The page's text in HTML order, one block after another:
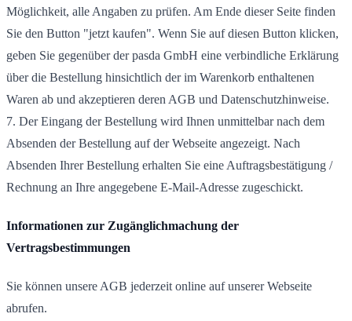
Möglichkeit, alle Angaben zu prüfen. Am Ende dieser Seite finden
Sie den Button "jetzt kaufen". Wenn Sie auf diesen Button klicken,
geben Sie gegenüber der pasda GmbH eine verbindliche Erklärung
über die Bestellung hinsichtlich der im Warenkorb enthaltenen
Waren ab und akzeptieren deren AGB und Datenschutzhinweise.
7. Der Eingang der Bestellung wird Ihnen unmittelbar nach dem
Absenden der Bestellung auf der Webseite angezeigt. Nach
Absenden Ihrer Bestellung erhalten Sie eine Auftragsbestätigung /
Rechnung an Ihre angegebene E-Mail-Adresse zugeschickt.
Informationen zur Zugänglichmachung der
Vertragsbestimmungen
Sie können unsere AGB jederzeit online auf unserer Webseite
abrufen.